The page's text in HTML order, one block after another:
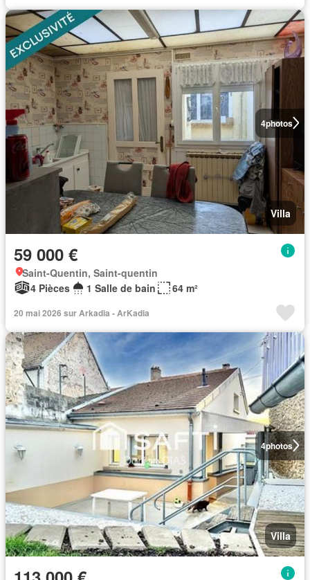
4photos
Villa
59 000 €
Saint-Quentin, Saint-quentin
4 Pièces
1 Salle de bain 64 m²
20 mai 2026 sur Arkadia - ArKadia
4photos
Villa